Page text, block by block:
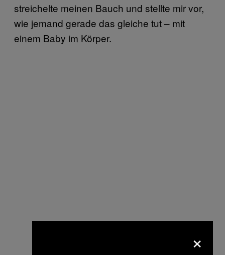
streichelte meinen Bauch und stellte mir vor,
wie jemand gerade das gleiche tut – mit
einem Baby im Körper.
×